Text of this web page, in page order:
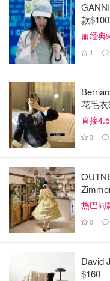
款
🎀经典
1
花毛
直接
3
热巴同
0
David
$160